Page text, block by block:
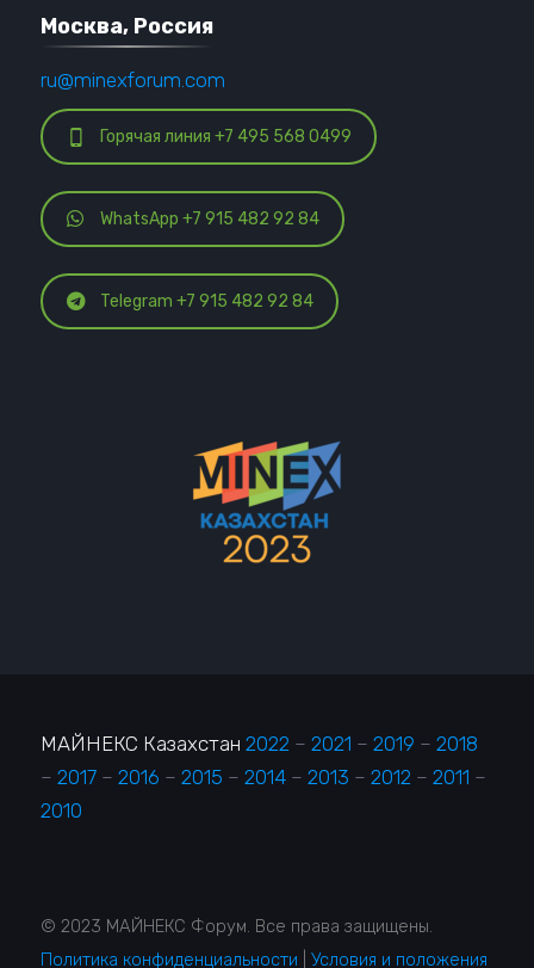
Москва, Россия
ru@minexforum.com
Горячая линия +7 495 568 0499
WhatsApp +7 915 482 92 84
Telegram +7 915 482 92 84
МАЙНЕКС Казахстан2022 – 2021 – 2019 – 2018
– 2017 – 2016 – 2015 – 2014 – 2013 – 2012 – 2011 –
2010
© 2023 МАЙНЕКС Форум. Все права защищены.
Политика конфиденциальности |Условия и положения